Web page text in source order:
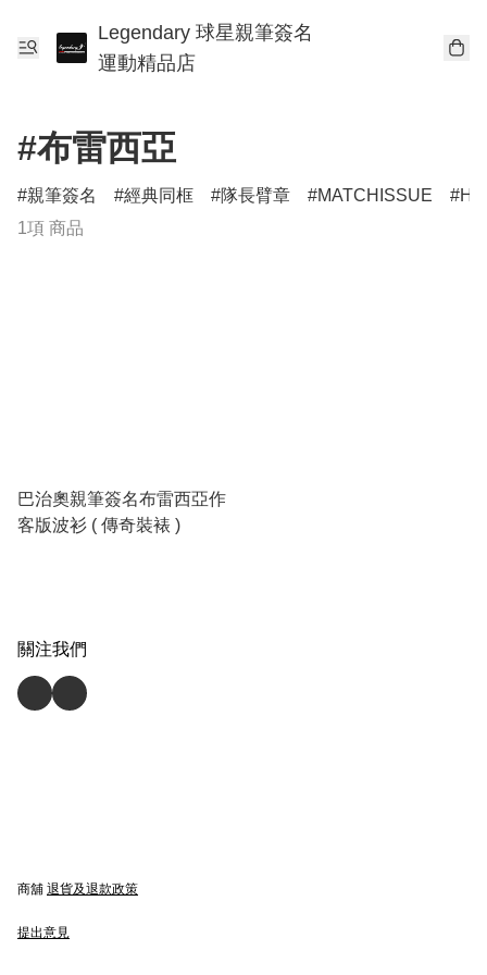
Legendary 球星親筆簽名
運動精品店
#布雷西亞
親筆簽名 經典同框 隊長臂章 MATCHISSUE
1項 商品
巴治奧親筆簽名布雷西亞作
客版波衫 ( 傳奇裝裱 )
關注我們
商舖 退貨及退款政策
提出意見